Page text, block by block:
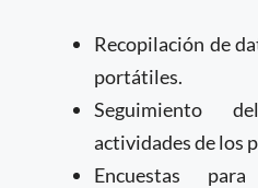
Recopilación de
portátiles.
Seguimiento
actividades de los
Encuestas